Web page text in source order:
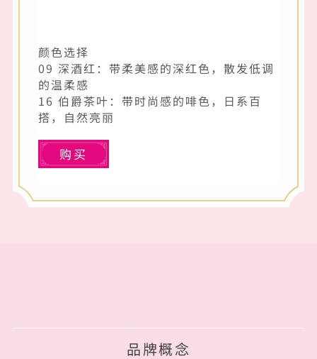
颜色选择
09 深酒红：带柔美感的深红色，散发低调
的温柔感
16 伯爵茶叶：带时尚感的啡色，日系百
搭，自然亮丽
购买
品牌概念